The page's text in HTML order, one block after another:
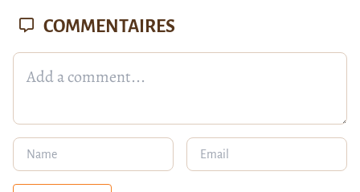
COMMENTAIRES